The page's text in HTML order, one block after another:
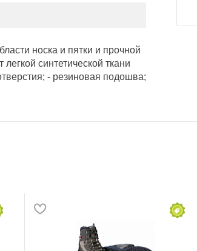
носка и пятки и прочной
синтетической ткани
- резиновая подошва;